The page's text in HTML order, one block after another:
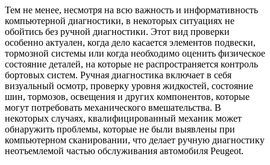
Тем не менее, несмотря на всю важность и информативность
компьютерной диагностики, в некоторых ситуациях не
обойтись без ручной диагностики. Этот вид проверки
особенно актуален, когда дело касается элементов подвески,
тормозной системы или когда необходимо оценить физическое
состояние деталей, на которые не распространяется контроль
бортовых систем. Ручная диагностика включает в себя
визуальный осмотр, проверку уровня жидкостей, состояние
шин, тормозов, освещения и других компонентов, которые
могут потребовать механического вмешательства. В
некоторых случаях, квалифицированный механик может
обнаружить проблемы, которые не были выявлены при
компьютерном сканировании, что делает ручную диагностику
неотъемлемой частью обслуживания автомобиля Peugeot.